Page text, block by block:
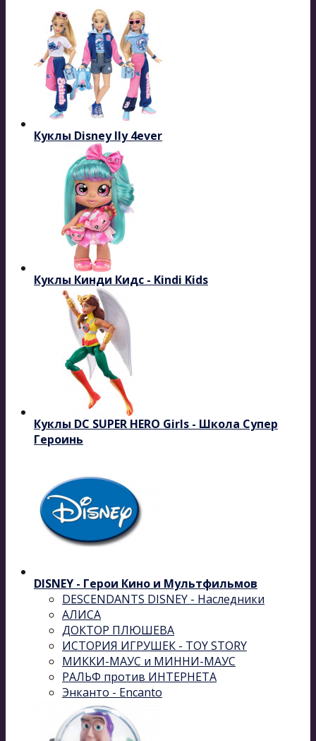
Куклы Disney Ily 4ever
Куклы Кинди Кидс - Kindi Kids
Куклы DC SUPER HERO Girls - Школа Супер
Героинь
DISNEY - Герои Кино и Мультфильмов
DESCENDANTS DISNEY - Наследники
АЛИСА
ДОКТОР ПЛЮШЕВА
ИСТОРИЯ ИГРУШЕК - TOY STORY
МИККИ-МАУС и МИННИ-МАУС
РАЛЬФ против ИНТЕРНЕТА
Энканто - Encanto